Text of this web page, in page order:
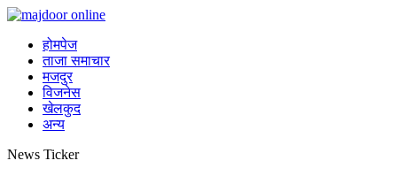
होमपेज
ताजा समाचार
मजदुर
विजनेस
खेलकुद
अन्य
News Ticker